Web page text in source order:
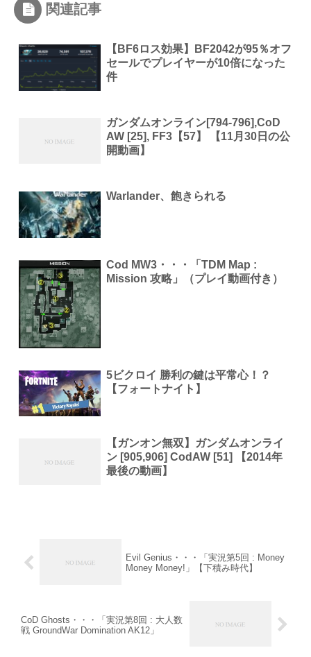
関連記事
【BF6ロス効果】BF2042が95％オフ
セールでプレイヤーが10倍になった
件
ガンダムオンライン[794-796],CoD
AW [25], FF3【57】 【11月30日の公
開動画】
Warlander、飽きられる
Cod MW3・・・「TDM Map :
Mission 攻略」（プレイ動画付き）
5ビクロイ 勝利の鍵は平常心！？
【フォートナイト】
【ガンオン無双】ガンダムオンライ
ン [905,906] CodAW [51] 【2014年
最後の動画】
Evil Genius・・・「実況第5回 : Money
Money Money!」【下積み時代】
CoD Ghosts・・・「実況第8回 : 大人数
戦 GroundWar Domination AK12」